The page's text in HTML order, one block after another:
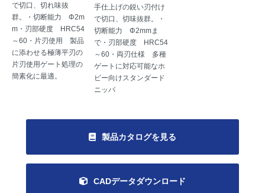
で切口、切れ味抜
群。・切断能力 Φ2m
m・刃部硬度 HRC54
～60・片刃使用 製品
に添わせる極薄平刃の
片刃使用ゲート処理の
簡素化に最適。
手仕上げの鋭い刃付け
で切口、切味抜群。・
切断能力 Φ2mmま
で・刃部硬度 HRC54
～60・両刃仕様 多種
ゲートに対応可能なホ
ビー向けスタンダード
ニッパ
製品カタログを見る
CADデータダウンロード